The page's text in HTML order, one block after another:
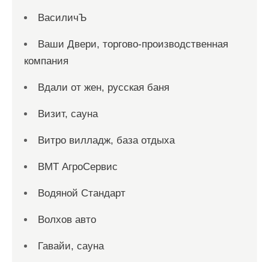
ВасиличЪ
Ваши Двери, торгово-производственная
компания
Вдали от жен, русская баня
Визит, сауна
Витро вилладж, база отдыха
ВМТ АгроСервис
Водяной Стандарт
Волхов авто
Гавайи, сауна